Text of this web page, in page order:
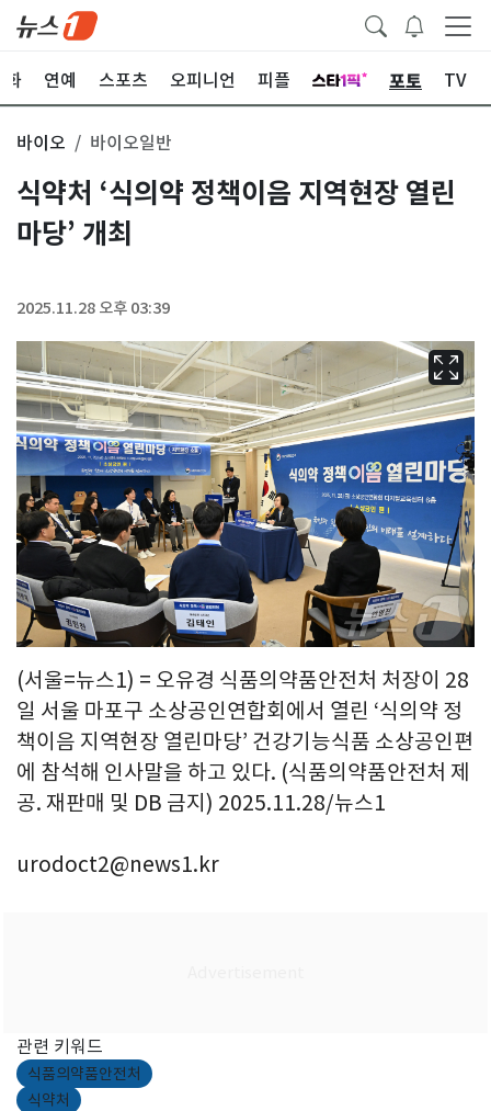
화 연예 스포츠 오피니언 피플 포토 TV
바이오 바이오일반
식약처 ‘식의약 정책이음 지역현장 열린
마당’ 개최
2025.11.28 오후 03:39
(서울=뉴스1) = 오유경 식품의약품안전처 처장이 28
일 서울 마포구 소상공인연합회에서 열린 ‘식의약 정
책이음 지역현장 열린마당’ 건강기능식품 소상공인편
에 참석해 인사말을 하고 있다. (식품의약품안전처 제
공. 재판매 및 DB 금지) 2025.11.28/뉴스1
urodoct2@news1.kr
관련 키워드
식품의약품안전처
식약처